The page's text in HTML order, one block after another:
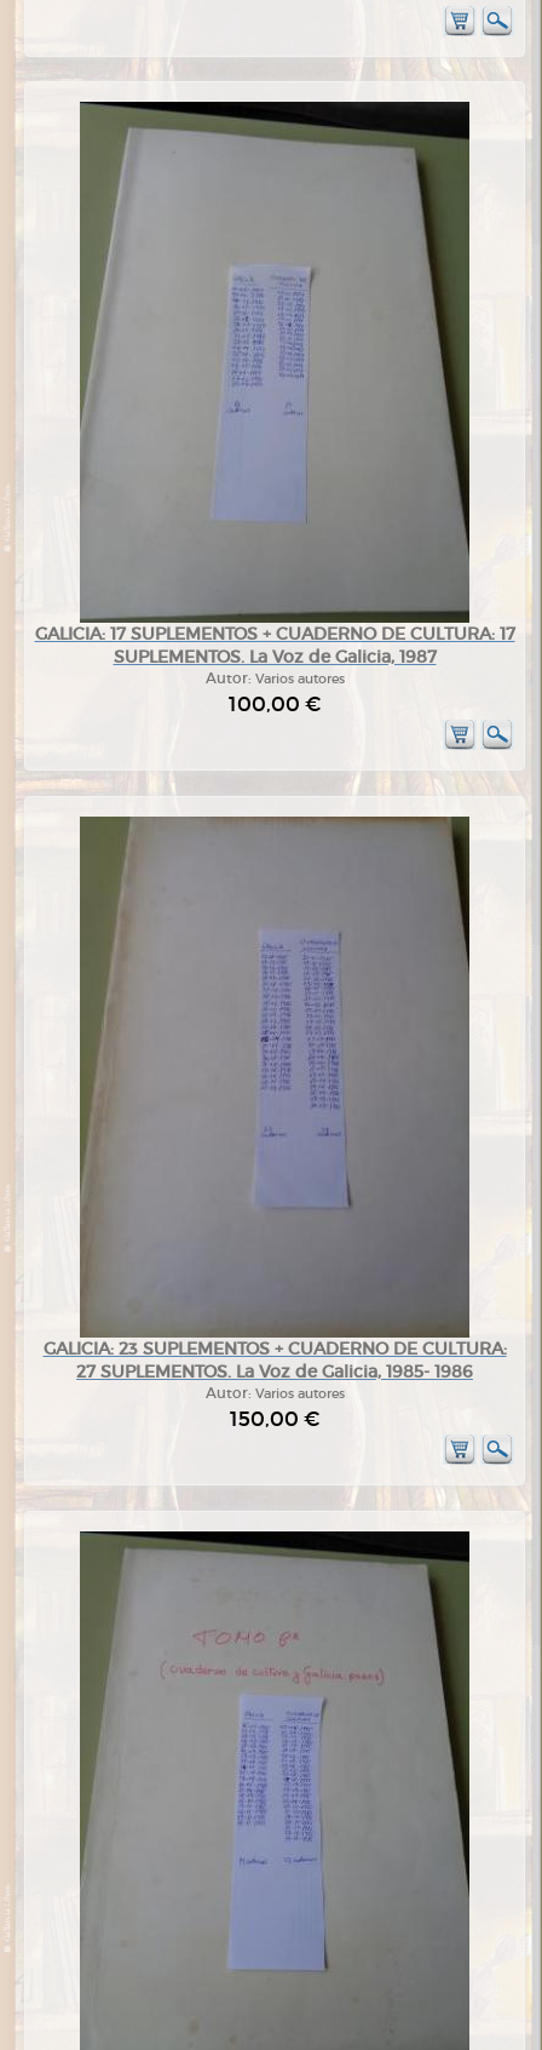
GALICIA: 17 SUPLEMENTOS + CUADERNO DE CULTURA: 17
SUPLEMENTOS. La Voz de Galicia, 1987
Autor: Varios autores
100,00 €
GALICIA: 23 SUPLEMENTOS + CUADERNO DE CULTURA:
27 SUPLEMENTOS. La Voz de Galicia, 1985- 1986
Autor: Varios autores
150,00 €